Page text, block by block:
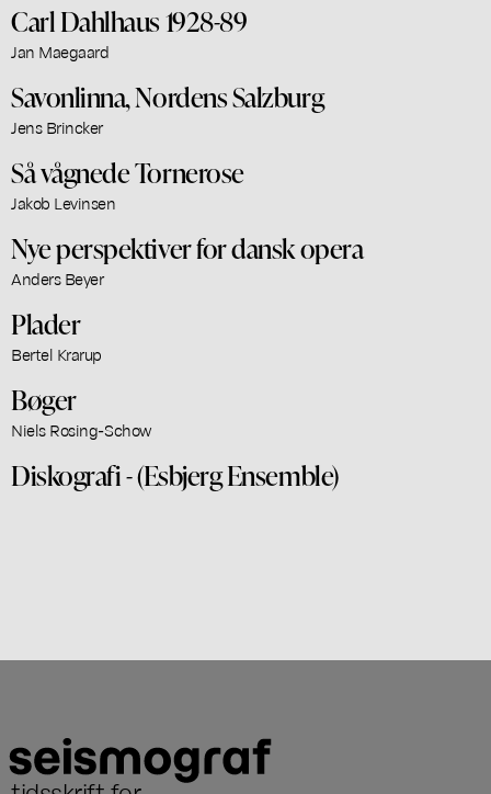
Carl Dahlhaus 1928-89
Jan Maegaard
Savonlinna, Nordens Salzburg
Jens Brincker
Så vågnede Tornerose
Jakob Levinsen
Nye perspektiver for dansk opera
Anders Beyer
Plader
Bertel Krarup
Bøger
Niels Rosing-Schow
Diskografi - (Esbjerg Ensemble)